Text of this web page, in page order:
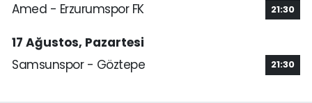
Amed - Erzurumspor FK 21:30
17 Ağustos, Pazartesi
Samsunspor - Göztepe
21:30